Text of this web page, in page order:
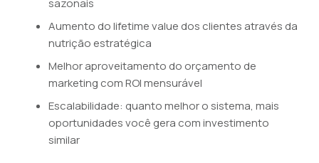
sazonais
Aumento do lifetime value dos clientes através da
nutrição estratégica
Melhor aproveitamento do orçamento de
marketing com ROI mensurável
Escalabilidade: quanto melhor o sistema, mais
oportunidades você gera com investimento
similar